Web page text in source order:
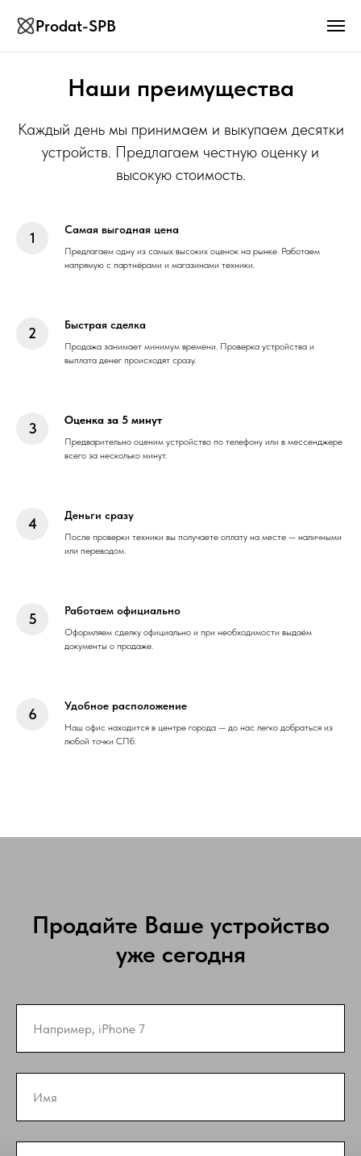
Prodat-SPB
Наши преимущества
Каждый день мы принимаем и выкупаем десятки
устройств. Предлагаем честную оценку и
высокую стоимость.
Самая выгодная цена
Предлагаем одну из самых высоких оценок на рынке. Работаем
напрямую с партнёрами и магазинами техники.
Быстрая сделка
Продажа занимает минимум времени. Проверка устройства и
выплата денег происходят сразу.
Оценка за 5 минут
Предварительно оценим устройство по телефону или в мессенджере
всего за несколько минут.
Деньги сразу
После проверки техники вы получаете оплату на месте — наличными
или переводом.
Работаем официально
Оформляем сделку официально и при необходимости выдаём
документы о продаже.
Удобное расположение
Наш офис находится в центре города — до нас легко добраться из
любой точки СПб.
Продайте Ваше устройство
уже сегодня